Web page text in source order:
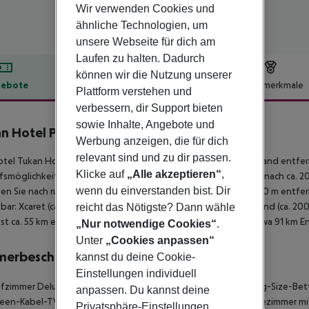
Hotelbeschreibung Hotelmerkmale
Hotel Playa del Carmen
3
Tukan Hotel Playa del Carmen liegt ca. 250 m vom Sandstrand
liegen ca. 50 m vom Hotel, ein Supermarkt ist nach ca.
Sie nach rund 10 m. Auch die nächste Diskothek liegt rund 10 m
Xcaret (ca. 5 km). Für Mobilität im Urlaub sorgen ein Taxistand (ca.
ca. 55 km entfernt. Ein weiterer Flughafen (TQO) liegt in etwa 91 km
Deluxe Zimmer: Die Zimmer sind ausgestattet mit King-
Kabel-TV sowie individuell regulierbarer Klimaanlage. Badezimmer
Wir verwenden Cookies und
ähnliche Technologien, um
unsere Webseite für dich am
Laufen zu halten. Dadurch
können wir die Nutzung unserer
Plattform verstehen und
verbessern, dir Support bieten
sowie Inhalte, Angebote und
Werbung anzeigen, die für dich
relevant sind und zu dir passen.
Klicke auf „Alle akzeptieren“,
wenn du einverstanden bist. Dir
reicht das Nötigste? Dann wähle
„Nur notwendige Cookies“.
Unter „Cookies anpassen“
kannst du deine Cookie-
Einstellungen individuell
anpassen. Du kannst deine
Privatsphäre-Einstellungen